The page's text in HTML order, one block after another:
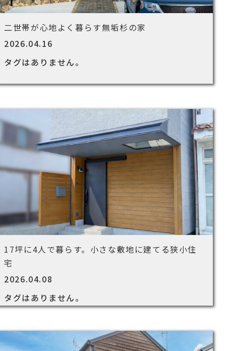
二世帯が心地よく暮らす無垢杉の家
2026.04.16
タグはありません。
17坪に4人で暮らす。小さな敷地に建てる狭小住
宅
2026.04.08
タグはありません。